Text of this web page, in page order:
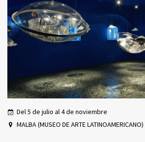
Del 5 de julio al 4 de noviembre
MALBA (MUSEO DE ARTE LATINOAMERICANO)